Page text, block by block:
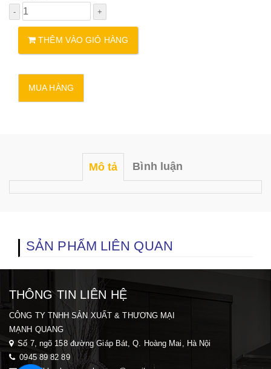
THÊM VÀO GIỎ HÀNG
Mô tả Bình luận
SẢN PHẨM LIÊN QUAN
THÔNG TIN LIÊN HỆ
CÔNG TY TNHH SẢN XUẤT & THƯƠNG MẠI
MẠNH QUANG
Số 7, ngõ 158 đường Giáp Bát, Q. Hoàng Mai, Hà Nội
0945 89 82 89